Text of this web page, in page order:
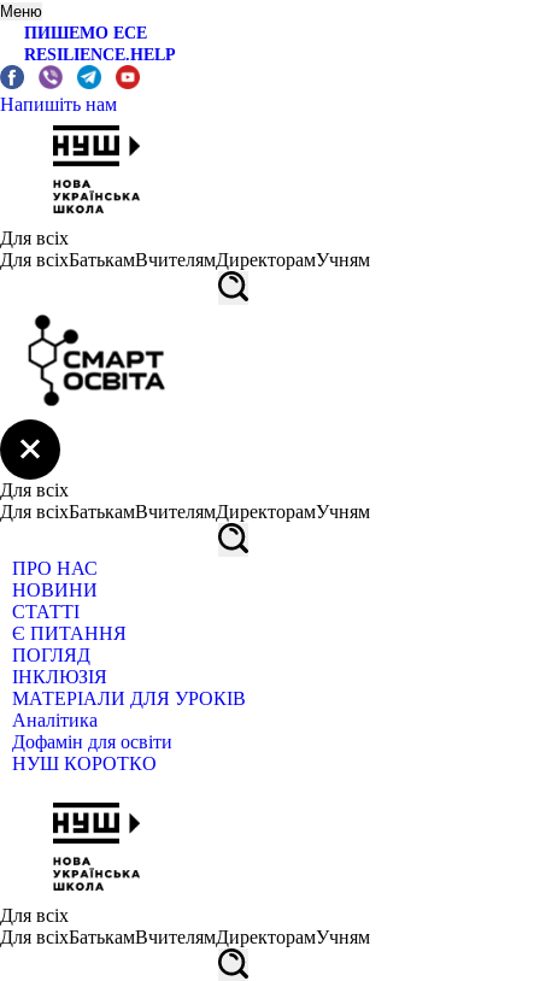
Меню
ПИШЕМО ЕСЕ
RESILIENCE.HELP
Напишіть нам
Для всіх
Для всіхБатькамВчителямДиректорамУчням
Для всіх
Для всіхБатькамВчителямДиректорамУчням
ПРО НАС
НОВИНИ
СТАТТІ
Є ПИТАННЯ
ПОГЛЯД
ІНКЛЮЗІЯ
МАТЕРІАЛИ ДЛЯ УРОКІВ
Аналітика
Дофамін для освіти
НУШ КОРОТКО
Для всіх
Для всіхБатькамВчителямДиректорамУчням